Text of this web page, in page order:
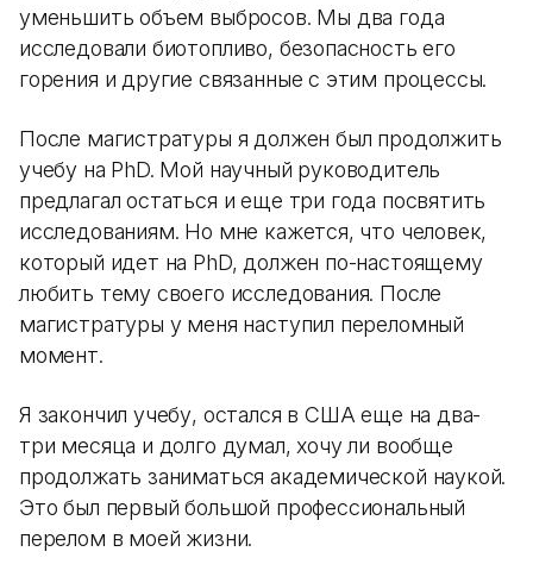
уменьшить объем выбросов. Мы два года
исследовали биотопливо, безопасность его
горения и другие связанные с этим процессы.
После магистратуры я должен был продолжить
учебу на PhD. Мой научный руководитель
предлагал остаться и еще три года посвятить
исследованиям. Но мне кажется, что человек,
который идет на PhD, должен по-настоящему
любить тему своего исследования. После
магистратуры у меня наступил переломный
момент.
Я закончил учебу, остался в США еще на два-
три месяца и долго думал, хочу ли вообще
продолжать заниматься академической наукой.
Это был первый большой профессиональный
перелом в моей жизни.